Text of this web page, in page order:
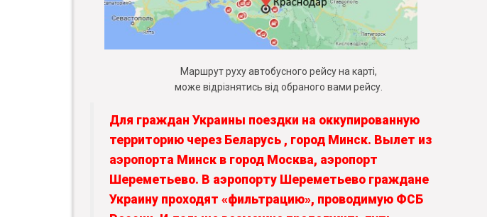
Маршрут руху автобусного рейсу на карті,
може відрізнятись від обраного вами рейсу.
Для граждан Украины поездки на оккупированную
территорию через Беларусь , город Минск. Вылет из
аэропорта Минск в город Москва, аэропорт
Шереметьево. В аэропорту Шереметьево граждане
Украину проходят «фильтрацию», проводимую ФСБ